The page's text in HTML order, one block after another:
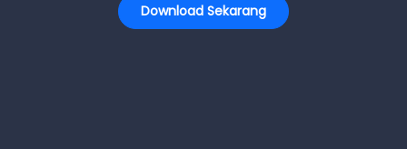
Download Sekarang